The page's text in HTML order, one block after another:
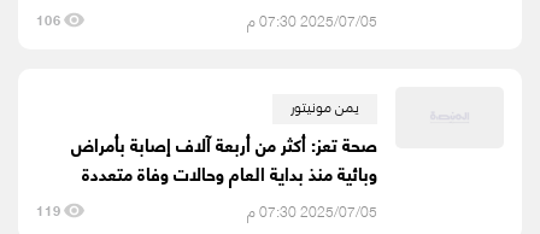
2025/07/05 07:30 م 106
يمن مونيتور
صحة تعز: أكثر من أربعة آلاف إصابة بأمراض
وبائية منذ بداية العام وحالات وفاة متعددة
2025/07/05 07:30 م 119